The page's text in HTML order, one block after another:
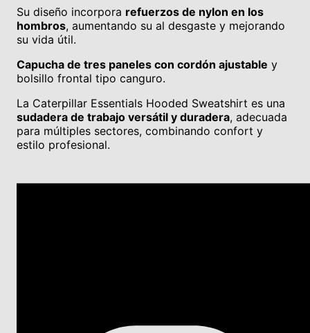
Su diseño incorpora refuerzos de nylon en los
hombros, aumentando su al desgaste y mejorando
su vida útil.
Capucha de tres paneles con cordón ajustable y
bolsillo frontal tipo canguro.
La Caterpillar Essentials Hooded Sweatshirt es una
sudadera de trabajo versátil y duradera, adecuada
para múltiples sectores, combinando confort y
estilo profesional.